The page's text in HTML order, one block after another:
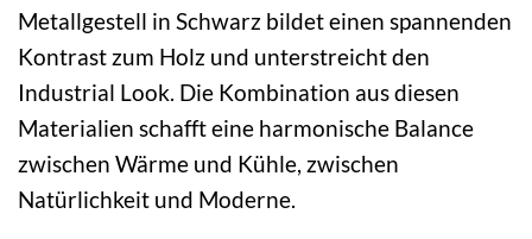
Metallgestell in Schwarz bildet einen spannenden
Kontrast zum Holz und unterstreicht den
Industrial Look. Die Kombination aus diesen
Materialien schafft eine harmonische Balance
zwischen Wärme und Kühle, zwischen
Natürlichkeit und Moderne.